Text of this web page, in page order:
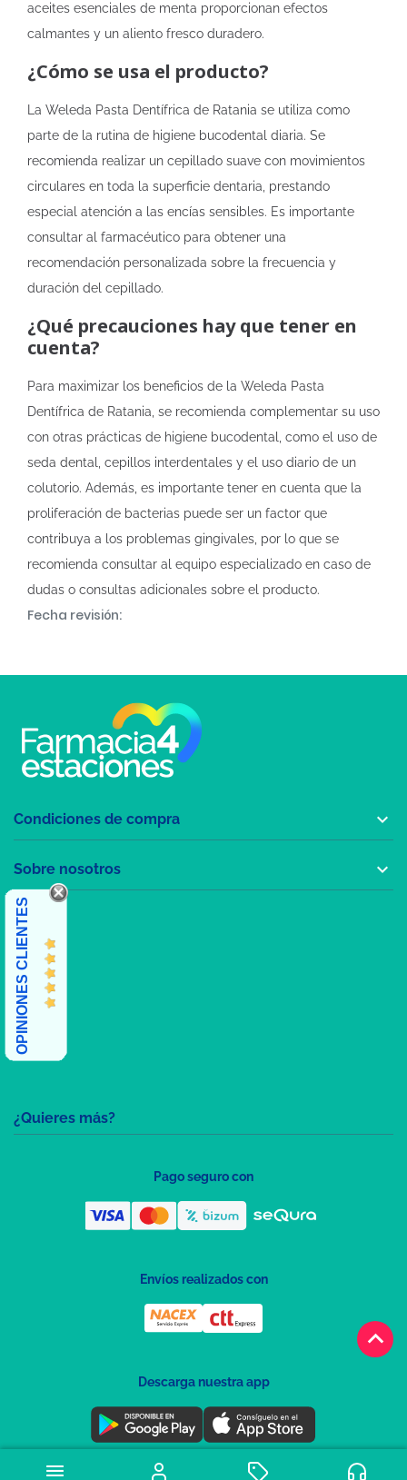
aceites esenciales de menta proporcionan efectos
calmantes y un aliento fresco duradero.
¿Cómo se usa el producto?
La Weleda Pasta Dentífrica de Ratania se utiliza como
parte de la rutina de higiene bucodental diaria. Se
recomienda realizar un cepillado suave con movimientos
circulares en toda la superficie dentaria, prestando
especial atención a las encías sensibles. Es importante
consultar al farmacéutico para obtener una
recomendación personalizada sobre la frecuencia y
duración del cepillado.
¿Qué precauciones hay que tener en
cuenta?
Para maximizar los beneficios de la Weleda Pasta
Dentífrica de Ratania, se recomienda complementar su uso
con otras prácticas de higiene bucodental, como el uso de
seda dental, cepillos interdentales y el uso diario de un
colutorio. Además, es importante tener en cuenta que la
proliferación de bacterias puede ser un factor que
contribuya a los problemas gingivales, por lo que se
recomienda consultar al equipo especializado en caso de
dudas o consultas adicionales sobre el producto.
Fecha revisión:
keyboard_arrow_up
¿Quieres más?
Condiciones de compra 
Sobre nosotros 
OPINIONES CLIENTES
Pago seguro con
Envíos realizados con
Descarga nuestra app